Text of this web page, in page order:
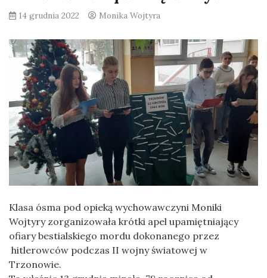
14 grudnia 2022 Monika Wojtyra
Klasa ósma pod opieką wychowawczyni Moniki
Wojtyry zorganizowała krótki apel upamiętniający
ofiary bestialskiego mordu dokonanego przez
hitlerowców podczas II wojny światowej w
Trzonowie.